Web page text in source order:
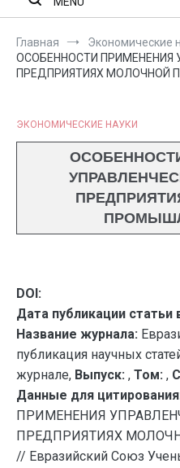
Главная
Экономические
ОСОБЕННОСТИ ПРИМЕНЕНИЯ
ПРЕДПРИЯТИЯХ МОЛОЧНОЙ
ЭКОНОМИЧЕСКИЕ НАУКИ
DOI:
Дата публикации статьи
Название журнала:
публикация научных
журнале, Выпуск: , Том: ,
Данные для
ПРИМЕНЕНИЯ
ПРЕДПРИЯТИЯХ
// Евразийский Союз